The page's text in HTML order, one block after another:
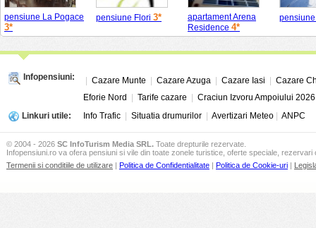
pensiune La Pogace
3*
pensiune Flori 3*
apartament Arena
Residence 4*
Infopensiuni: Cazare Munte Cazare Azuga Cazare Iasi
Cazare
Eforie Nord
Tarife cazare Craciun Izvoru Ampoiului 2026
Linkuri utile:
Info Trafic Situatia drumurilor Avertizari Meteo ANPC
© 2004 - 2026 SC InfoTurism Media SRL. Toate drepturile rezervate.
Infopensiuni.ro va ofera pensiuni si vile din toate zonele turistice, oferte speciale, rezervari
Termenii si conditiile de utilizare
Politica de Confidentialitate Politica de Cookie-uri